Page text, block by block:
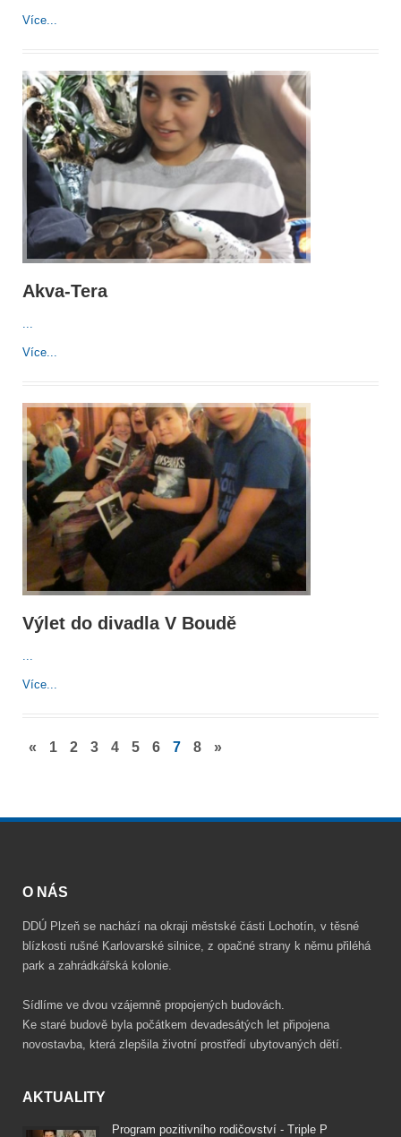
Více...
Akva-Tera
Více...
Výlet do divadla V Boudě
Více...
« 1 2 3 4 5 6 7 8 »
O NÁS
DDÚ Plzeň se nachází na okraji městské části Lochotín, v těsné
blízkosti rušné Karlovarské silnice, z opačné strany k němu přiléhá
park a zahrádkářská kolonie.
Sídlíme ve dvou vzájemně propojených budovách.
Ke staré budově byla počátkem devadesátých let připojena
novostavba, která zlepšila životní prostředí ubytovaných dětí.
AKTUALITY
Program pozitivního rodičovství - Triple P